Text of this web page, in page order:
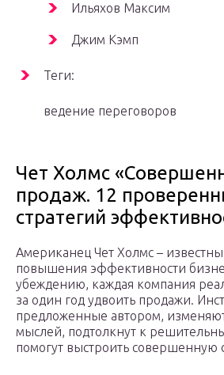
Ильяхов Максим
Джим Кэмп
Теги:
ведение переговоров
Чет Холмс
продаж. 12
стратегий
Американец Чет Холмс –
повышения эффективности
убеждению, каждая компания
за один год удвоить продажи.
предложенные автором,
мыслей, подтолкнут к
помогут выстроить совершенную